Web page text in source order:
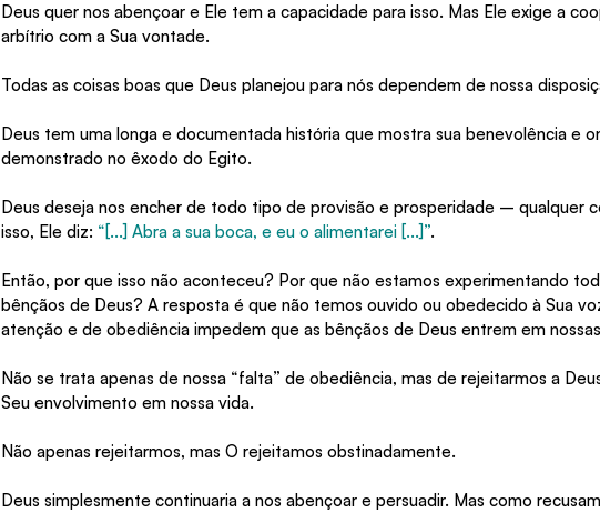
Deus quer nos abençoar e Ele tem a capacidade para isso. Mas Ele exige a
arbítrio com a Sua vontade.
Todas as coisas boas que Deus planejou para nós dependem de nossa
Deus tem uma longa e documentada história que mostra sua benevolência e
demonstrado no êxodo do Egito.
Deus deseja nos encher de todo tipo de provisão e prosperidade – qualquer
isso, Ele diz: “[...] Abra a sua boca, e eu o alimentarei [...]”.
Então, por que isso não aconteceu? Por que não estamos experimentando
bênçãos de Deus? A resposta é que não temos ouvido ou obedecido à Sua
atenção e de obediência impedem que as bênçãos de Deus entrem em
Não se trata apenas de nossa “falta” de obediência, mas de rejeitarmos a
Seu envolvimento em nossa vida.
Não apenas rejeitarmos, mas O rejeitamos obstinadamente.
Deus simplesmente continuaria a nos abençoar e persuadir. Mas como